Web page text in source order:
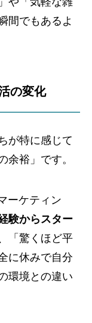
間でもあるよ
の変化
が特に感じて
余裕」です。
ーケティン
験からスター
「驚くほど平
に休みで自分
環境との違い